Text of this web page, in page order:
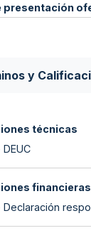
presentación
y
técnicas
financieras